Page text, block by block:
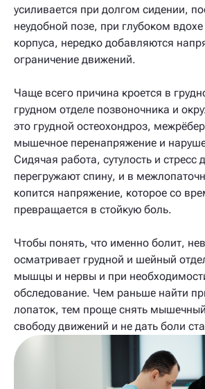
усиливается при долгом сидении,
неудобной позе, при глубоком
корпуса, нередко добавляются
ограничение движений.
Чаще всего причина кроется в
грудном отделе позвоночника и
это грудной остеохондроз,
мышечное перенапряжение и
Сидячая работа, сутулость и стресс
перегружают спину, и в
копится напряжение, которое со
превращается в стойкую боль.
Чтобы понять, что именно болит,
осматривает грудной и шейный
мышцы и нервы и при
обследование. Чем раньше найти
лопаток, тем проще снять
свободу движений и не дать боли